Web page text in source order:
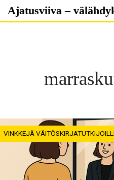
Skip
Ajatusviiva –
VINKKEJÄ